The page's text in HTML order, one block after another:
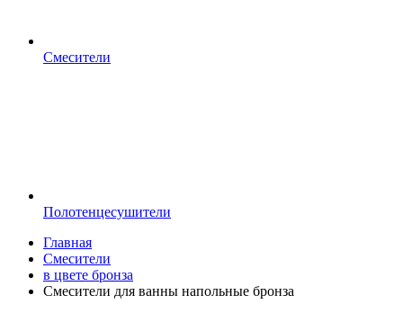
Смесители
Полотенцесушители
Главная
Смесители
в цвете бронза
Смесители для ванны напольные бронза